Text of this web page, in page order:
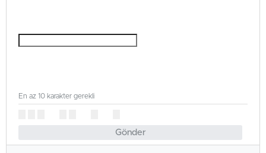
Gönder
En az 10 karakter gerekli